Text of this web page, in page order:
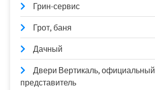
Грин-сервис
Грот, баня
Дачный
Двери Вертикаль, официальный
представитель